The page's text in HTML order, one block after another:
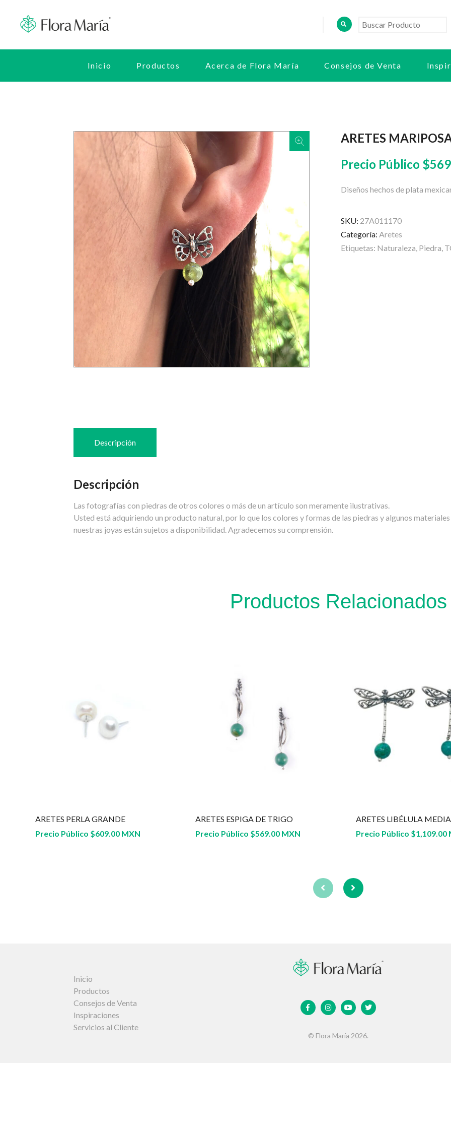
Inicio Productos Acerca de Flora María Consejos de Venta
ARETES
Precio Público $
Diseños hechos de plata
SKU: 27A011170
Categoría: Aretes
Etiquetas: Naturaleza, Piedra,
Descripción
Descripción
Las fotografías con piedras de otros colores o más de un artículo son meramente ilustrativas.
Usted está adquiriendo un producto natural, por lo que los colores y formas de las piedras y algunos
nuestras joyas están sujetos a disponibilidad. Agradecemos su comprensión.
Productos Relacionados
ARETES PERLA GRANDE
Precio Público $609.00 MXN
ARETES ESPIGA DE TRIGO
Precio Público $569.00 MXN
ARETES LIBÉLULA
Precio Público $1,109.00
Inicio
Productos
Consejos de Venta
Inspiraciones
Servicios al Cliente
© Flora María 2026.